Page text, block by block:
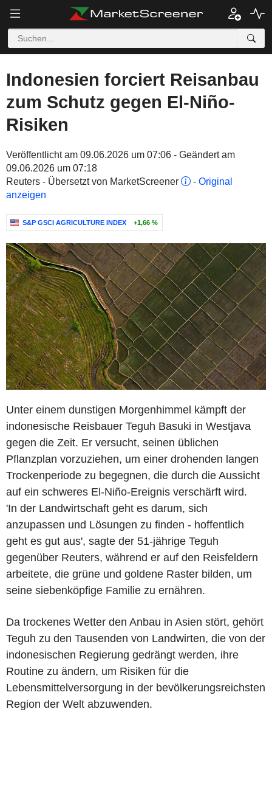
Indonesien forciert Reisanbau
zum Schutz gegen El-Niño-
Risiken
Veröffentlicht am 09.06.2026 um 07:06 - Geändert am
09.06.2026 um 07:18
Reuters - Übersetzt von MarketScreener
- Original
anzeigen
S&P GSCI AGRICULTURE INDEX +1,66 %
Unter einem dunstigen Morgenhimmel kämpft der
indonesische Reisbauer Teguh Basuki in Westjava
gegen die Zeit. Er versucht, seinen üblichen
Pflanzplan vorzuziehen, um einer drohenden langen
Trockenperiode zu begegnen, die durch die Aussicht
auf ein schweres El-Niño-Ereignis verschärft wird.
'In der Landwirtschaft geht es darum, sich
anzupassen und Lösungen zu finden - hoffentlich
geht es gut aus', sagte der 51-jährige Teguh
gegenüber Reuters, während er auf den Reisfeldern
arbeitete, die grüne und goldene Raster bilden, um
seine siebenköpfige Familie zu ernähren.
Da trockenes Wetter den Anbau in Asien stört, gehört
Teguh zu den Tausenden von Landwirten, die von der
indonesischen Regierung gedrängt werden, ihre
Routine zu ändern, um Risiken für die
Lebensmittelversorgung in der bevölkerungsreichsten
Region der Welt abzuwenden.